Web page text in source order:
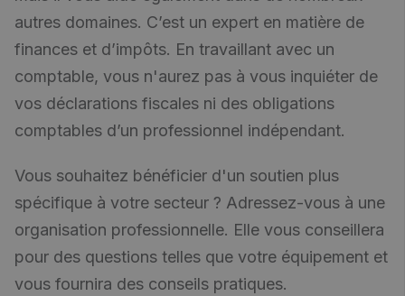
autres domaines. C’est un expert en matière de
finances et d’impôts. En travaillant avec un
comptable, vous n'aurez pas à vous inquiéter de
vos déclarations fiscales ni des obligations
comptables d’un professionnel indépendant.
Vous souhaitez bénéficier d'un soutien plus
spécifique à votre secteur ? Adressez-vous à une
organisation professionnelle. Elle vous conseillera
pour des questions telles que votre équipement et
vous fournira des conseils pratiques.